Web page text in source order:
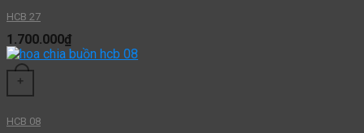
HCB 27
1.700.000₫
+
HCB 08